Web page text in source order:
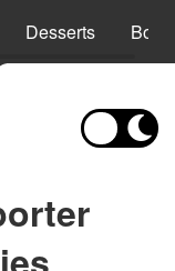
Desserts